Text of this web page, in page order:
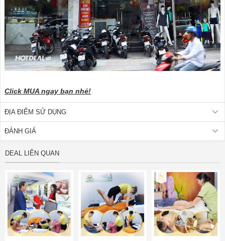
Click MUA ngay bạn nhé!
ĐỊA ĐIỂM SỬ DỤNG
ĐÁNH GIÁ
DEAL LIÊN QUAN